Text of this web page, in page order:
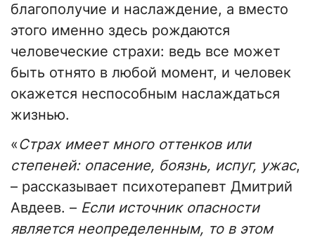
благополучие и наслаждение, а вместо
этого именно здесь рождаются
человеческие страхи: ведь все может
быть отнято в любой момент, и человек
окажется неспособным наслаждаться
жизнью.
«Страх имеет много оттенков или
степеней: опасение, боязнь, испуг, ужас,
– рассказывает психотерапевт Дмитрий
Авдеев. – Если источник опасности
является неопределенным, то в этом